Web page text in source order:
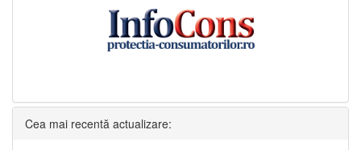
Cea mai recentă actualizare: